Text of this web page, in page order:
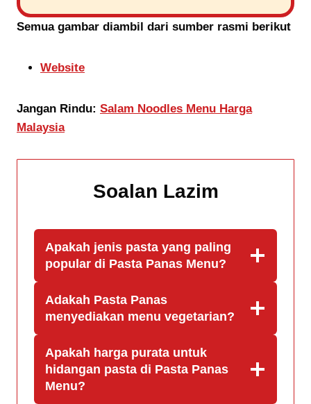
Semua gambar diambil dari sumber rasmi berikut
Website
Jangan Rindu: Salam Noodles Menu Harga
Malaysia
Soalan Lazim
Apakah jenis pasta yang paling
popular di Pasta Panas Menu?
Adakah Pasta Panas
menyediakan menu vegetarian?
Apakah harga purata untuk
hidangan pasta di Pasta Panas
Menu?